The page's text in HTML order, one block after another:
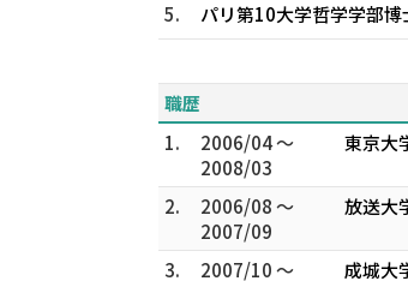
5.
パリ第10大学哲学学部
職歴
1.
2006/04 ～
2008/03
東京大
2.
2006/08 ～
2007/09
放送大
3.
2007/10 ～
成城大